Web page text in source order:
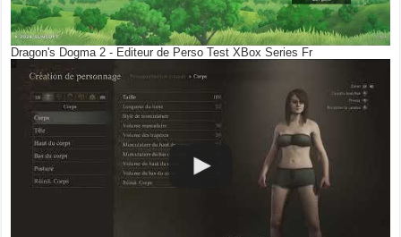
Dragon's Dogma 2 - Editeur de Perso Test XBox Series Fr